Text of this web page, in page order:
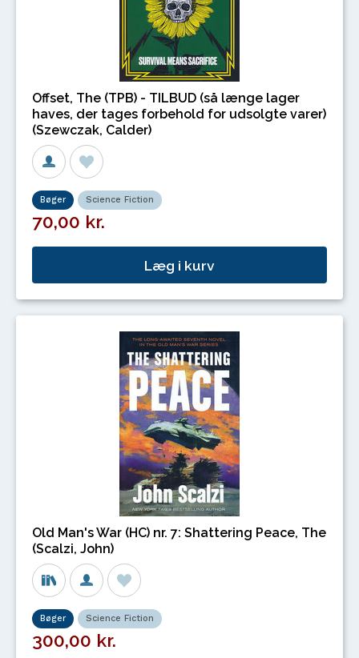
Offset, The (TPB) - TILBUD (så længe lager
haves, der tages forbehold for udsolgte varer)
(Szewczak, Calder)
Bøger Science Fiction
70,00 kr.
Læg i kurv
Old Man's War (HC) nr. 7: Shattering Peace, The
(Scalzi, John)
Bøger Science Fiction
300,00 kr.